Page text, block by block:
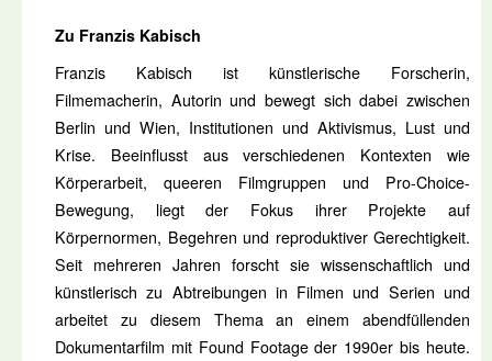
Zu Franzis Kabisch
Franzis Kabisch ist künstlerische Forscherin,
Filmemacherin, Autorin und bewegt sich dabei zwischen
Berlin und Wien, Institutionen und Aktivismus, Lust und
Krise. Beeinflusst aus verschiedenen Kontexten wie
Körperarbeit, queeren Filmgruppen und Pro-Choice-
Bewegung, liegt der Fokus ihrer Projekte auf
Körpernormen, Begehren und reproduktiver Gerechtigkeit.
Seit mehreren Jahren forscht sie wissenschaftlich und
künstlerisch zu Abtreibungen in Filmen und Serien und
arbeitet zu diesem Thema an einem abendfüllenden
Dokumentarfilm mit Found Footage der 1990er bis heute.